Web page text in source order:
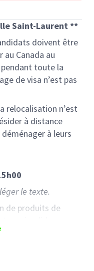
Saint-Laurent **
doivent être
Canada au
toute la
de visa n’est pas
relocalisation n’est
à distance
à leurs
h00
le texte.
de produits de
des